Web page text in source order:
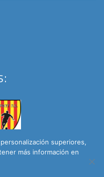
superiores,
más información en